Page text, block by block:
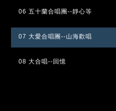
06 五十蘭合唱團--靜心等
07 大愛合唱團--山海歡唱
08 大合唱--回憶